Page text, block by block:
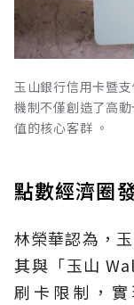
玉山銀行信用卡暨
機制不僅創造了高
值的核心客群 。
點數經濟圈
林榮華認為，
其與「玉山
刷卡限制，